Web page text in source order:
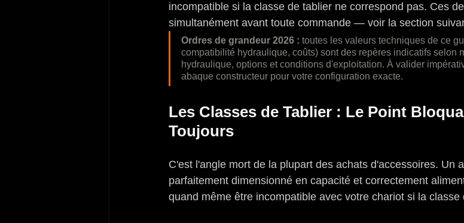
incompatible si la classe de tablier ne correspond pas. Ces
simultanément avant toute commande — voir la section
Ordres de grandeur 2026 : toutes les valeurs techniques de ce
compatibilité hydraulique, coûts) sont des repères indicatifs selon
hydraulique, options et conditions d'exploitation. À valider
abaque constructeur pour votre configuration exacte.
Les Classes de Tablier : Le Point
Toujours
C'est l'angle mort de la plupart des achats d'accessoires. Un
parfaitement dimensionné en capacité et correctement
quand même être incompatible avec votre chariot si la